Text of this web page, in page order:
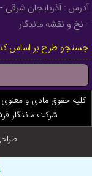
- نخ و نقشه ماندگار
جستجو طرح بر اساس
کلیه حقوق مادی و
شرکت ماندگار